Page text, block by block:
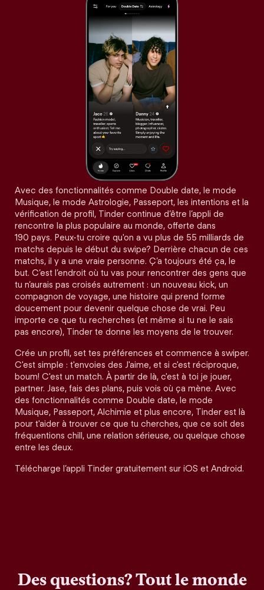
Avec des fonctionnalités comme Double date, le mode
Musique, le mode Astrologie, Passeport, les intentions et la
vérification de profil, Tinder continue d’être l’appli de
rencontre la plus populaire au monde, offerte dans
190 pays. Peux-tu croire qu'on a vu plus de 55 milliards de
matchs depuis le début du swipe? Derrière chacun de ces
matchs, il y a une vraie personne. Ç’a toujours été ça, le
but. C’est l’endroit où tu vas pour rencontrer des gens que
tu n’aurais pas croisés autrement : un nouveau kick, un
compagnon de voyage, une histoire qui prend forme
doucement pour devenir quelque chose de vrai. Peu
importe ce que tu recherches (et même si tu ne le sais
pas encore), Tinder te donne les moyens de le trouver.
Crée un profil, set tes préférences et commence à swiper.
C'est simple : t'envoies des J'aime, et si c'est réciproque,
boum! C'est un match. À partir de là, c'est à toi je jouer,
partner. Jase, fais des plans, puis vois où ça mène. Avec
des fonctionnalités comme Double date, le mode
Musique, Passeport, Alchimie et plus encore, Tinder est là
pour t'aider à trouver ce que tu cherches, que ce soit des
fréquentions chill, une relation sérieuse, ou quelque chose
entre les deux.
Télécharge l’appli Tinder gratuitement sur iOS et Android.
Des questions? Tout le monde